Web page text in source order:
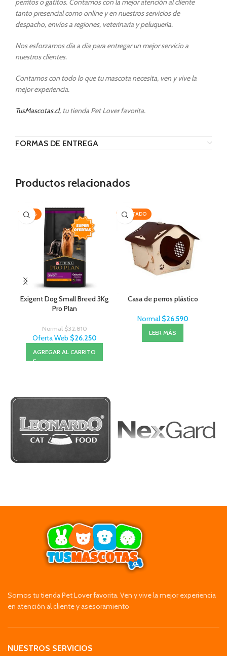
perritos o gatitos. Contamos con la mejor atención al cliente
tanto presencial como online y en nuestros servicios de
despacho, envíos a regiones, veterinaria y peluquería.
Nos esforzamos día a día para entregar un mejor servicio a
nuestros clientes.
Contamos con todo lo que tu mascota necesita, ven y vive la
mejor experiencia.
TusMascotas.cl, tu tienda Pet Lover favorita.
FORMAS DE ENTREGA
Productos relacionados
-20%
Exigent Dog Small Breed 3Kg
Pro Plan
Normal$32.810
Oferta Web $26.250
AGREGAR AL CARRITO
AGOTADO
Casa de perros plástico
Normal $26.590
LEER MÁS
Somos tu tienda Pet Lover favorita. Ven y vive la mejor experiencia
en atención al cliente y asesoramiento
NUESTROS SERVICIOS